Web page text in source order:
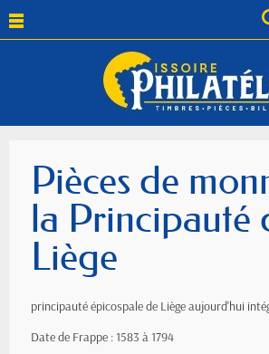
Pièces de
la Principauté
Liège
principauté épicospale de Liège aujourd'hui
Date de Frappe : 1583 à 1794